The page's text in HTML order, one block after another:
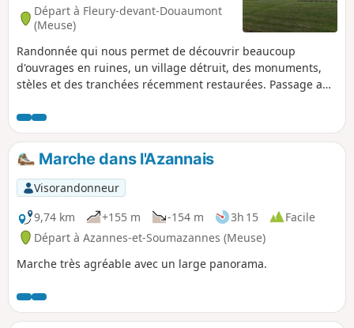
Départ à Fleury-devant-Douaumont
(Meuse)
Randonnée qui nous permet de découvrir beaucoup
d'ouvrages en ruines, un village détruit, des monuments,
stèles et des tranchées récemment restaurées. Passage au
regarder par terre, la terre nous restitue encore beaucoup
d'éclats d'obus et parfois même des obus entiers.
Marche dans l'Azannais
Visorandonneur
9,74 km
+155 m -154 m 3h 15
Facile
Départ à Azannes-et-Soumazannes (Meuse)
Marche très agréable avec un large panorama.